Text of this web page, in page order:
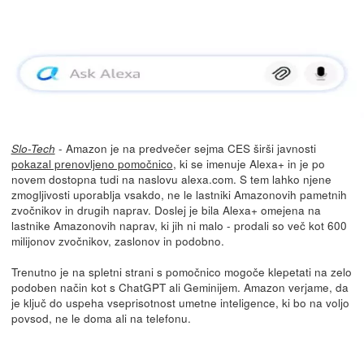
Slo-Tech - Amazon je na predvečer sejma CES širši javnosti
pokazal prenovljeno pomočnico, ki se imenuje Alexa+ in je po
novem dostopna tudi na naslovu alexa.com. S tem lahko njene
zmogljivosti uporablja vsakdo, ne le lastniki Amazonovih pametnih
zvočnikov in drugih naprav. Doslej je bila Alexa+ omejena na
lastnike Amazonovih naprav, ki jih ni malo - prodali so več kot 600
milijonov zvočnikov, zaslonov in podobno.
Trenutno je na spletni strani s pomočnico mogoče klepetati na zelo
podoben način kot s ChatGPT ali Geminijem. Amazon verjame, da
je ključ do uspeha vseprisotnost umetne inteligence, ki bo na voljo
povsod, ne le doma ali na telefonu.